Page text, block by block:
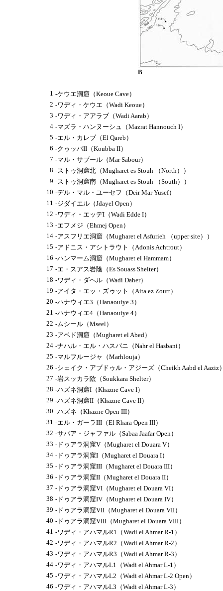
B
1 -ケウエ洞窟（Keoue Cave）
2 -ワディ・ケウエ（Wadi Keoue）
3 -ワディ・アアラブ（Wadi Aarab）
4 -マズラ・ハンヌーシュ（Mazrat Hannouch I）
5 -エル・カレブ（El Qareb）
6 -クゥッバII（Koubba II）
7 -マル・サブール（Mar Sabour）
8 -ストゥ洞窟北（Mugharet es Stouh （North））
9 -ストゥ洞窟南（Mugharet es Stouh （South））
10 -デル・マル・ユーセフ（Deir Mar Yusef）
11 -ジダイエル（Jdayel Open）
12 -ワディ・エッデI（Wadi Edde I）
13 -エフメジ（Ehmej Open）
14 -アスフリエ洞窟（Mugharet el Asfurieh （upper site））
15 -アドニス・アシトラウト（Adonis Achtrout）
16 -ハンマーム洞窟（Mugharet el Hammam）
17 -エ・スアス岩陰（Es Souass Shelter）
18 -ワディ・ダヘル（Wadi Daher）
19 -アイタ・エッ・ズゥット（Aita ez Zoutt）
20 -ハナウィエ3（Hanaouiye 3）
21 -ハナウィエ4（Hanaouiye 4）
22 -ムシール（Mseel）
23 -アベド洞窟（Mugharet el Abed）
24 -ナハル・エル・ハスバニ（Nahr el Hasbani）
25 -マルフルージャ（Marhlouja）
26 -シェイク・アブドゥル・アジーズ（Cheikh Aabd el Aaziz
27 -岩スッカラ陰（Soukkara Shelter）
28 -ハズネ洞窟I（Khazne Cave I）
29 -ハズネ洞窟II（Khazne Cave II）
30 -ハズネ（Khazne Open III）
31 -エル・ガーラIII（El Rhara Open III）
32 -サバア・ジャファル（Sabaa Jaafar Open）
33 -ドゥアラ洞窟V（Mugharet el Douara V）
34 -ドゥアラ洞窟I（Mugharet el Douara I）
35 -ドゥアラ洞窟III（Mugharet el Douara III）
36 -ドゥアラ洞窟II（Mugharet el Douara II）
37 -ドゥアラ洞窟VI（Mugharet el Douara VI）
38 -ドゥアラ洞窟IV（Mugharet el Douara IV）
39 -ドゥアラ洞窟VII（Mugharet el Douara VII）
40 -ドゥアラ洞窟VIII（Mugharet el Douara VIII）
41 -ワディ・アハマルR1（Wadi el Ahmar R-1）
42 -ワディ・アハマルR2（Wadi el Ahmar R-2）
43 -ワディ・アハマルR3（Wadi el Ahmar R-3）
44 -ワディ・アハマルL1（Wadi el Ahmar L-1）
45 -ワディ・アハマルL2（Wadi el Ahmar L-2 Open）
46 -ワディ・アハマルL3（Wadi el Ahmar L-3）